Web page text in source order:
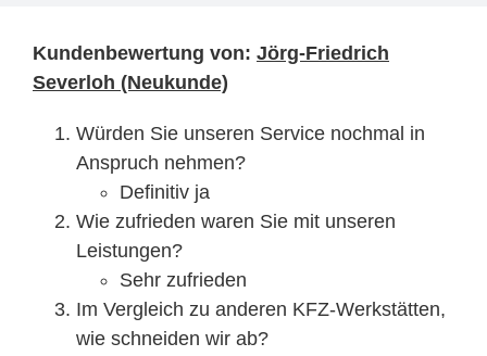
Kundenbewertung von: Jörg-Friedrich
Severloh (Neukunde)
Würden Sie unseren Service nochmal in
Anspruch nehmen?
Definitiv ja
Wie zufrieden waren Sie mit unseren
Leistungen?
Sehr zufrieden
Im Vergleich zu anderen KFZ-Werkstätten,
wie schneiden wir ab?